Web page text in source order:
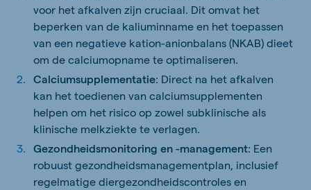
voor het afkalven zijn cruciaal. Dit omvat het
beperken van de kaliuminname en het toepassen
van een negatieve kation-anionbalans (NKAB) dieet
om de calciumopname te optimaliseren.
Calciumsupplementatie: Direct na het afkalven
kan het toedienen van calciumsupplementen
helpen om het risico op zowel subklinische als
klinische melkziekte te verlagen.
Gezondheidsmonitoring en -management: Een
robuust gezondheidsmanagementplan, inclusief
regelmatige diergezondheidscontroles en